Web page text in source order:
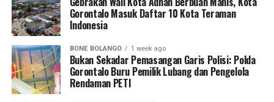
Gorontalo Masuk Daftar 10 Kota Teraman
Indonesia
BONE BOLANGO 1 week ago
Bukan Sekadar Pemasangan Garis Polisi: Polda
Gorontalo Buru Pemilik Lubang dan Pengelola
Rendaman PETI